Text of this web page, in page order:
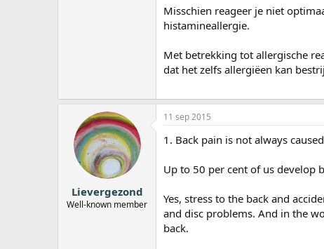
Misschien reageer je niet
histamineallergie.
Met betrekking tot allergische
dat het zelfs allergiëen kan
Lievergezond
Well-known member
11 sep 2015
1. Back pain is not always
Up to 50 per cent of us develop
Yes, stress to the back and
and disc problems. And in the
back.